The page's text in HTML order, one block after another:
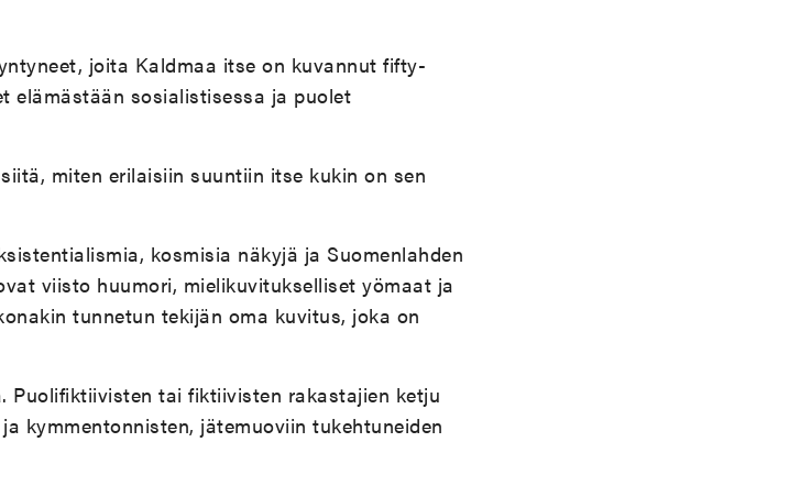
joita Kaldmaa itse on kuvannut fifty-
elämästään sosialistisessa ja puolet
miten erilaisiin suuntiin itse kukin on sen
kosmisia näkyjä ja Suomenlahden
viisto huumori, mielikuvitukselliset yömaat ja
tunnetun tekijän oma kuvitus, joka on
Puolifiktiivisten tai fiktiivisten rakastajien ketju
kymmentonnisten, jätemuoviin tukehtuneiden